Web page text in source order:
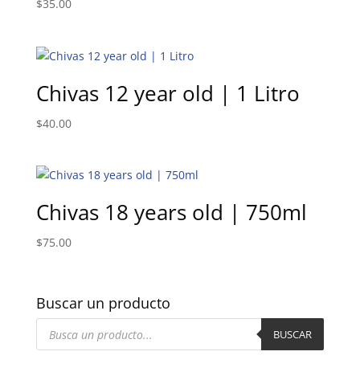
$35.00
Chivas 12 year old | 1 Litro
$40.00
Chivas 18 years old | 750ml
$75.00
Buscar un producto
Búsqueda
productos
BUSCAR